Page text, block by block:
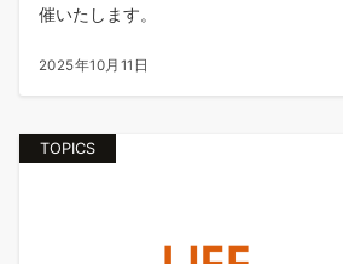
催いたします。
2025年10月11日
TOPICS